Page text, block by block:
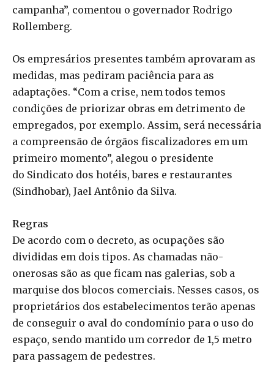
campanha”, comentou o governador Rodrigo
Rollemberg.
Os empresários presentes também aprovaram as
medidas, mas pediram paciência para as
adaptações. “Com a crise, nem todos temos
condições de priorizar obras em detrimento de
empregados, por exemplo. Assim, será necessária
a compreensão de órgãos fiscalizadores em um
primeiro momento”, alegou o presidente
do Sindicato dos hotéis, bares e restaurantes
(Sindhobar), Jael Antônio da Silva.
Regras
De acordo com o decreto, as ocupações são
divididas em dois tipos. As chamadas não-
onerosas são as que ficam nas galerias, sob a
marquise dos blocos comerciais. Nesses casos, os
proprietários dos estabelecimentos terão apenas
de conseguir o aval do condomínio para o uso do
espaço, sendo mantido um corredor de 1,5 metro
para passagem de pedestres.